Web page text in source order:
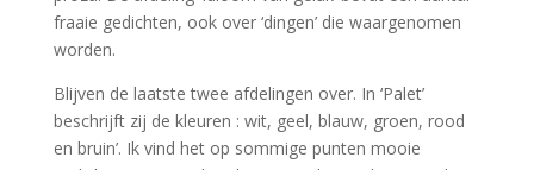
fraaie gedichten, ook over ‘dingen’ die waargenomen
worden.
Blijven de laatste twee afdelingen over. In ‘Palet’
beschrijft zij de kleuren : wit, geel, blauw, groen, rood
en bruin’. Ik vind het op sommige punten mooie